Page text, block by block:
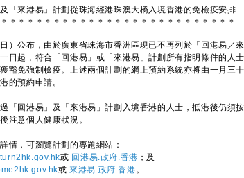
「來港易」計劃從珠海經港珠澳大橋入境香港的免檢疫安排
＊ ＊ ＊ ＊ ＊ ＊ ＊ ＊ ＊ ＊ ＊ ＊ ＊ ＊ ＊ ＊ ＊ ＊ ＊ ＊ ＊ ＊ ＊ ＊ ＊ ＊ ＊
公布，由於廣東省珠海市香洲區現已不再列於「回港易／
日起，符合「回港易」或「來港易」計劃所有指明條件的人
豁免強制檢疫。上述兩個計劃的網上預約系統亦將由一月三
的預約申請。
回港易」及「來港易」計劃入境香港的人士，抵港後仍須
注意個人健康狀況。
，可瀏覽計劃的專題網站：
或 回港易.政府.香港 ；及
或來港易.政府.香港。